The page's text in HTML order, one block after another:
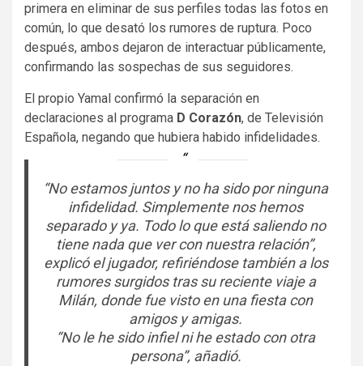
primera en eliminar de sus perfiles todas las fotos en
común, lo que desató los rumores de ruptura. Poco
después, ambos dejaron de interactuar públicamente,
confirmando las sospechas de sus seguidores.
El propio Yamal confirmó la separación en
declaraciones al programa D Corazón, de Televisión
Española, negando que hubiera habido infidelidades.
“No estamos juntos y no ha sido por ninguna
infidelidad. Simplemente nos hemos
separado y ya. Todo lo que está saliendo no
tiene nada que ver con nuestra relación”,
explicó el jugador, refiriéndose también a los
rumores surgidos tras su reciente viaje a
Milán, donde fue visto en una fiesta con
amigos y amigas.
“No le he sido infiel ni he estado con otra
persona”, añadió.